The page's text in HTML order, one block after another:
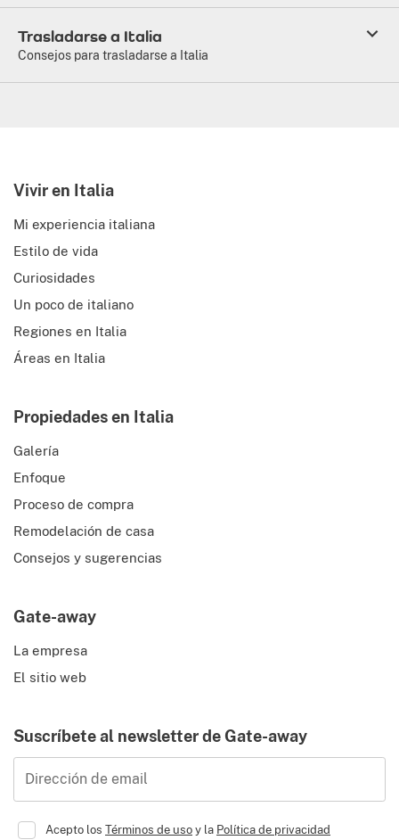
Trasladarse a Italia
Consejos para trasladarse a Italia
Vivir en Italia
Mi experiencia italiana
Estilo de vida
Curiosidades
Un poco de italiano
Regiones en Italia
Áreas en Italia
Propiedades en Italia
Galería
Enfoque
Proceso de compra
Remodelación de casa
Consejos y sugerencias
Gate-away
La empresa
El sitio web
Suscríbete al newsletter de Gate-away
Dirección de email
Acepto los Términos de usoy la Política de privacidad